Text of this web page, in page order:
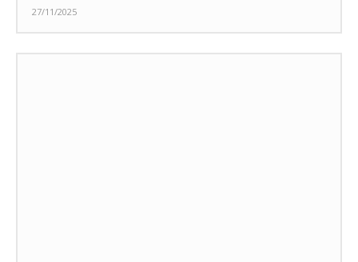
27/11/2025